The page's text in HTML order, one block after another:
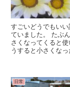
すごいどうでもい
ていました。 たぶ
さくなってくると
うすると小さくなっ
日常